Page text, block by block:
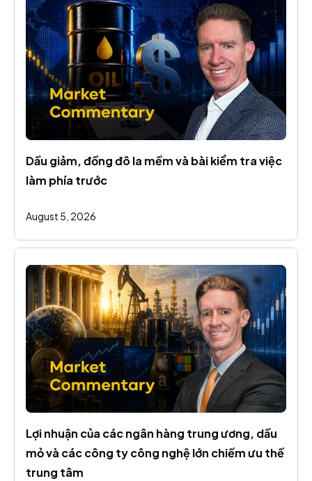
Dầu giảm, đồng đô la mềm và bài kiểm tra việc
làm phía trước
August 5, 2026
Lợi nhuận của các ngân hàng trung ương, dầu
mỏ và các công ty công nghệ lớn chiếm ưu thế
trung tâm